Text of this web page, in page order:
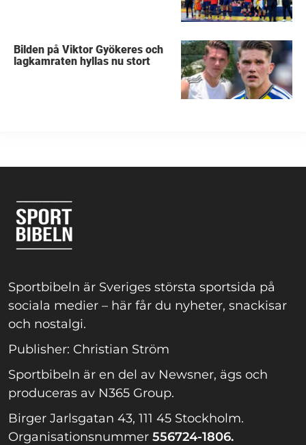
Bilden på Viktor Gyökeres och
lagkamraten hyllas nu stort
Sportbibeln är Sveriges största sportsida på
sociala medier – här får du nyheter, snackisar
och nostalgi.
Publisher: Christian Ström
Sportbibeln är en del av Newsner, ägs och
produceras av N365 Group.
Birger Jarlsgatan 43, 111 45 Stockholm.
Organisationsnummer 556724-1806.